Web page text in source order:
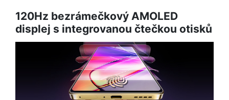
120Hz bezrámečkový AMOLED
displej s integrovanou čtečkou otisků